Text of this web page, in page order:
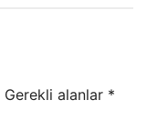
Gerekli alanlar *